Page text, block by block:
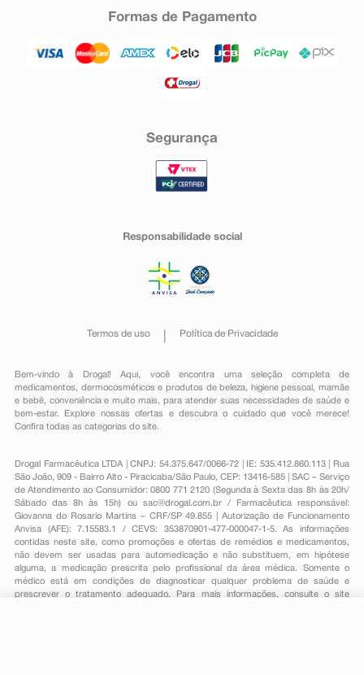
Formas de Pagamento
Segurança
Responsabilidade social
Termos de uso Política de Privacidade
Bem-vindo à Drogal! Aqui, você encontra uma seleção completa de
medicamentos , dermocosméticos e produtos de beleza, higiene pessoal ,mamãe
e bebê, conveniênciae muito mais, para atender suas necessidades de saúde e
bem-estar. Explore nossas ofertas e descubra o cuidado que você merece!
Confira todas as categorias do site.
Drogal Farmacêutica LTDA | CNPJ: 54.375.647/0066-72 | IE: 535.412.860.113 | Rua
São João, 909 - Bairro Alto - Piracicaba/São Paulo, CEP: 13416-585 | SAC – Serviço
de Atendimento ao Consumidor: 0800 771 2120 (Segunda à Sexta das 8h às 20h/
Sábado das 8h às 15h) ou sac@drogal.com.br/ Farmacêutica responsável:
Giovanna do Rosario Martins – CRF/SP 49.855 | Autorização de Funcionamento
Anvisa (AFE): 7.15583.1 / CEVS: 353870901-477-000047-1-5. As informações
contidas neste site, como promoções e ofertas de remédios e medicamentos,
não devem ser usadas para automedicação e não substituem, em hipótese
alguma, a medicação prescrita pelo profissional da área médica. Somente o
médico está em condições de diagnosticar qualquer problema de saúde e
prescrever o tratamento adequado. Para mais informações, consulte o site